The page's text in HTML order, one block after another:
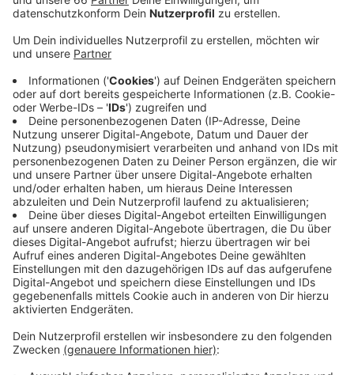
Württemberg (40,20 Euro) und Bayern (39,17
Euro). Günstiger ist es beispielsweise im Saarland
(32,29 Euro) oder Sachsen-Anhalt (33,21 Euro).
Anzeige
Billige Campingplätze im Bergischen Land
und im Tecklenburger Land
Anzeige
Innerhalb NRWs übernachten Camper im Bergischen
Land (28,33 Euro) und im Tecklenburger Land (32,90
Euro) besonders preiswert. Etwas teurer ist es im
Teutoburger Wald (34,50 Euro). Auch in der Eifel (36,99
Euro), im Sauerland (36,86 Euro) und am Niederrhein
(37,98 Euro) liegen die Preise noch unter dem
Bundesdurchschnitt. Am meisten zahlen